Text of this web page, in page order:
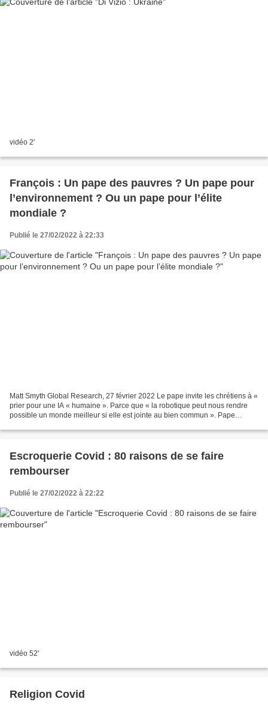
vidéo 2'
François : Un pape des pauvres ? Un pape pour
l’environnement ? Ou un pape pour l’élite
mondiale ?
Publié le 27/02/2022 à 22:33
Matt Smyth Global Research, 27 février 2022 Le pape invite les chrétiens à «
prier pour une IA « humaine ». Parce que « la robotique peut nous rendre
possible un monde meilleur si elle est jointe au bien commun ». Pape
Escroquerie Covid : 80 raisons de se faire
rembourser
Publié le 27/02/2022 à 22:22
vidéo 52'
Religion Covid